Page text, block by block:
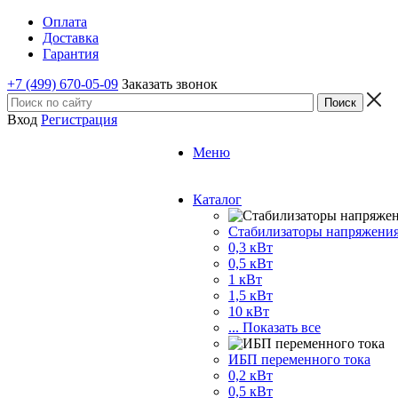
Оплата
Доставка
Гарантия
+7 (499) 670-05-09 Заказать звонок
Вход Регистрация
Меню
Каталог
Стабилизаторы
0,3 кВт
0,5 кВт
1 кВт
1,5 кВт
10 кВт
... Показать все
ИБП переменного тока
0,2 кВт
0,5 кВт